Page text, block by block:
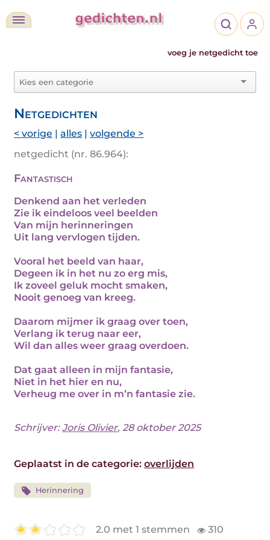
voeg je netgedicht toe
Netgedichten
< vorige | alles | volgende >
netgedicht (nr. 86.964):
Fantastisch
Denkend aan het verleden
Zie ik eindeloos veel beelden
Van mijn herinneringen
Uit lang vervlogen tijden.
Vooral het beeld van haar,
Degeen ik in het nu zo erg mis,
Ik zoveel geluk mocht smaken,
Nooit genoeg van kreeg.
Daarom mijmer ik graag over toen,
Verlang ik terug naar eer,
Wil dan alles weer graag overdoen.
Dat gaat alleen in mijn fantasie,
Niet in het hier en nu,
Verheug me over in m’n fantasie zie.
Schrijver:Joris Olivier, 28 oktober 2025
Geplaatst in de categorie: overlijden
Herinnering
2.0 met 1 stemmen 310